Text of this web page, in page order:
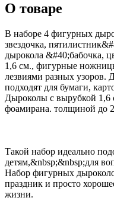
О товаре
В наборе 4 фигурных
звездочка,
дырокола &#40;бабочка,
1,6 см., фигурные
лезвиями разных
подходят для бумаги,
Дыроколы с вырубкой 1,6
фоамирана. толщиной до
Такой набор идеально
детям,&nbsp;&nbsp;для
Набор фигурных
праздник и просто
жизни.